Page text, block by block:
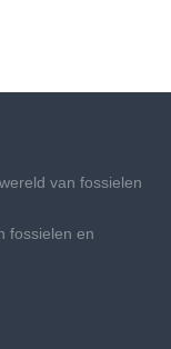
van fossielen
fossielen en